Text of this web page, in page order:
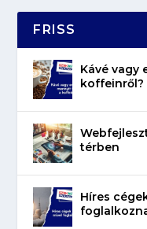
FRISS
Kávé vagy
koffeinről?
térben
Híres